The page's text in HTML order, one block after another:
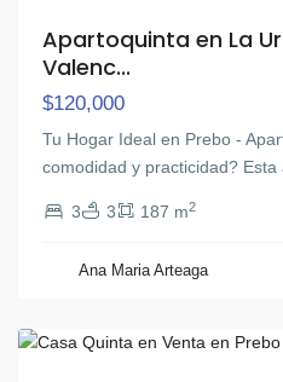
Apartoquinta en La
Valenc...
$120,000
Tu Hogar Ideal en Prebo -
comodidad y practicidad? Esta
3 3 187 m2
Ana Maria Arteaga